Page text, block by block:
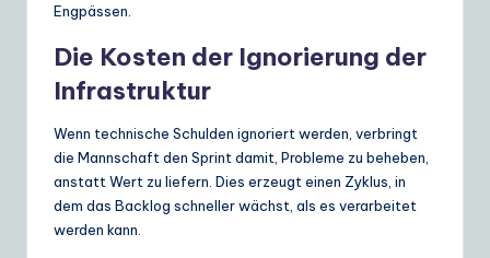
Engpässen.
Die Kosten der Ignorierung der
Infrastruktur
Wenn technische Schulden ignoriert werden, verbringt
die Mannschaft den Sprint damit, Probleme zu beheben,
anstatt Wert zu liefern. Dies erzeugt einen Zyklus, in
dem das Backlog schneller wächst, als es verarbeitet
werden kann.